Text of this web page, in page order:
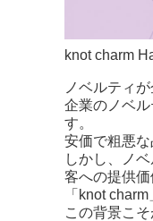
knot charm
ノベルティ
企業のノベ
す。
安価で粗悪
しかし、ノ
客への提供
「knot
この背景こ